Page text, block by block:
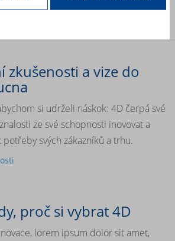
zkušenosti a vize do
si udrželi náskok: 4D čerpá své
ze své schopnosti inovovat a
svých zákazníků a trhu.
proč si vybrat 4D
lorem ipsum dolor sit amet,